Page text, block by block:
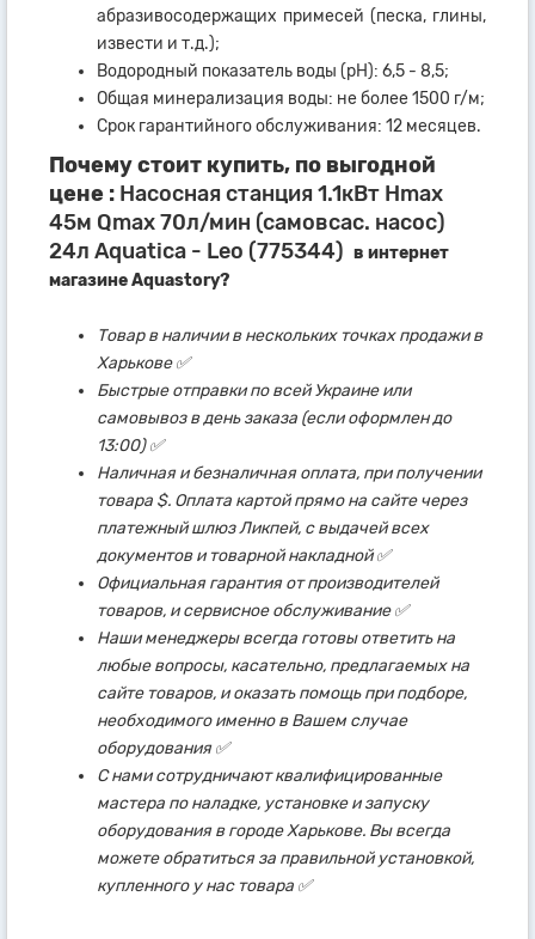
абразивосодержащих примесей (песка, глины,
извести и т.д.);
Водородный показатель воды (рН): 6,5 - 8,5;
Общая минерализация воды: не более 1500 г/м;
Срок гарантийного обслуживания: 12 месяцев.
Почему стоит купить, по выгодной
цене : Насосная станция 1.1кВт Hmax
45м Qmax 70л/мин (самовсас. насос)
24л Aquatica - Leo (775344) в интернет
магазине Aquastory?
Товар в наличии в нескольких точках продажи в
Харькове ✅
Быстрые отправки по всей Украине или
самовывоз в день заказа (если оформлен до
13:00) ✅
Наличная и безналичная оплата, при получении
товара $. Оплата картой прямо на сайте через
платежный шлюз Ликпей, с выдачей всех
документов и товарной накладной ✅
Официальная гарантия от производителей
товаров, и сервисное обслуживание ✅
Наши менеджеры всегда готовы ответить на
любые вопросы, касательно, предлагаемых на
сайте товаров, и оказать помощь при подборе,
необходимого именно в Вашем случае
оборудования ✅
С нами сотрудничают квалифицированные
мастера по наладке, установке и запуску
оборудования в городе Харькове. Вы всегда
можете обратиться за правильной установкой,
купленного у нас товара ✅